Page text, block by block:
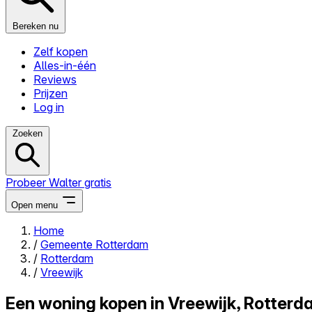
Bereken nu
Zelf kopen
Alles-in-één
Reviews
Prijzen
Log in
Zoeken
Probeer Walter gratis
Open menu
Close menu
Home
/ Gemeente Rotterdam
/ Rotterdam
/ Vreewijk
Een woning kopen in Vreewijk,